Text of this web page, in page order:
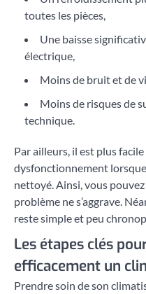
toutes les pièces,
Une baisse
électrique,
Moins de bruit et de
Moins de risques de
technique.
Par ailleurs, il est plus
dysfonctionnement
nettoyé. Ainsi, vous
problème ne s’aggrave.
reste simple et peu
Les étapes clés
efficacement un
Prendre soin de son